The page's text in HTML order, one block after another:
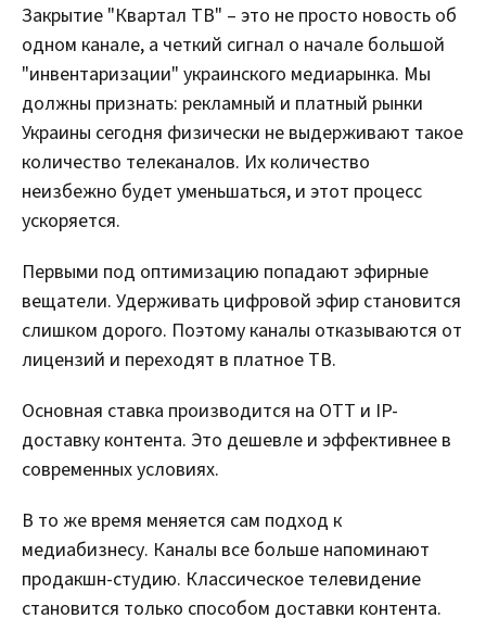
Закрытие "Квартал ТВ" – это не просто новость об
одном канале, а четкий сигнал о начале большой
"инвентаризации" украинского медиарынка. Мы
должны признать: рекламный и платный рынки
Украины сегодня физически не выдерживают такое
количество телеканалов. Их количество
неизбежно будет уменьшаться, и этот процесс
ускоряется.
Первыми под оптимизацию попадают эфирные
вещатели. Удерживать цифровой эфир становится
слишком дорого. Поэтому каналы отказываются от
лицензий и переходят в платное ТВ.
Основная ставка производится на OTT и IP-
доставку контента. Это дешевле и эффективнее в
современных условиях.
В то же время меняется сам подход к
медиабизнесу. Каналы все больше напоминают
продакшн-студию. Классическое телевидение
становится только способом доставки контента.